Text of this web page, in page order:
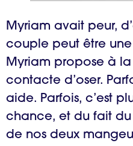
Myriam avait peur,
couple peut être une
Myriam propose à
contacte d’oser.
aide. Parfois, c’est
chance, et du fait
de nos deux